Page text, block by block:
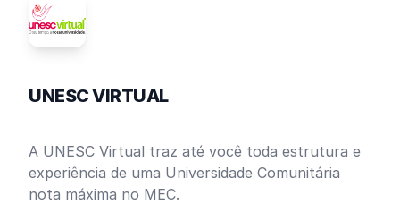
UNESC VIRTUAL
A UNESC Virtual traz até você toda estrutura e
experiência de uma Universidade Comunitária
nota máxima no MEC.